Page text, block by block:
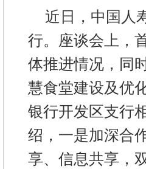
近日，中国人
行。座谈会上，
体推进情况，同
慧食堂建设及优
银行开发区支行
绍，一是加深合
享、信息共享，